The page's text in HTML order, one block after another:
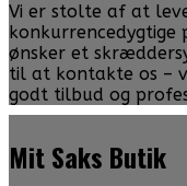
Vi er stolte af at
konkurrencedygtige
ønsker et
til at kontakte os –
godt tilbud og
Mit Saks Butik